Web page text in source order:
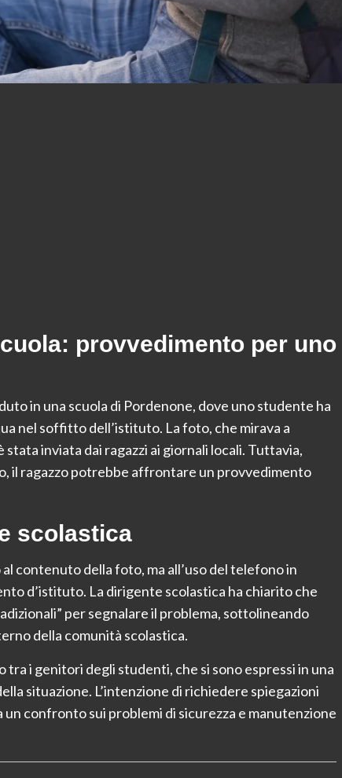
provvedimento per uno
in una scuola di Pordenone, dove uno studente ha
nel soffitto dell’istituto. La foto, che mirava a
inviata dai ragazzi ai giornali locali. Tuttavia,
il ragazzo potrebbe affrontare un provvedimento
scolastica
contenuto della foto, ma all’uso del telefono in
d’istituto. La dirigente scolastica ha chiarito che
per segnalare il problema, sottolineando
della comunità scolastica.
i genitori degli studenti, che si sono espressi in una
situazione. L’intenzione di richiedere spiegazioni
confronto sui problemi di sicurezza e manutenzione